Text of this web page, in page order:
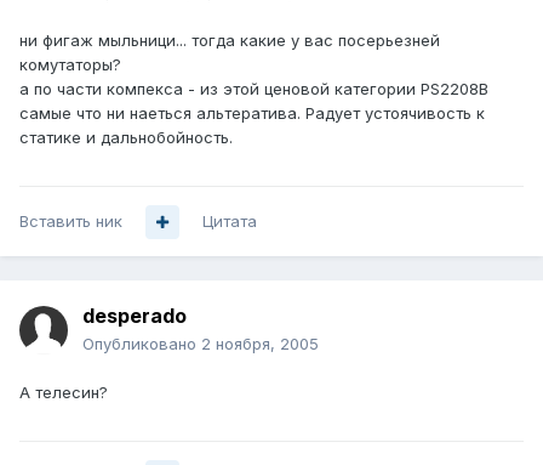
ни фигаж мыльници... тогда какие у вас посерьезней
комутаторы?
а по части компекса - из этой ценовой категории PS2208B
самые что ни наеться альтератива. Радует устоячивость к
статике и дальнобойность.
Вставить ник Цитата
desperado
Опубликовано 2 ноября, 2005
А телесин?